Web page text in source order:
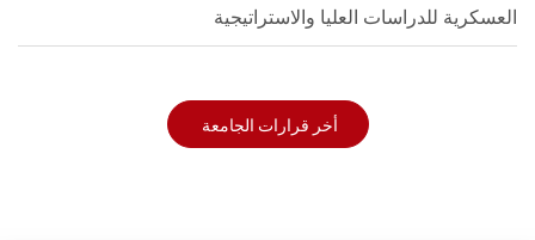
العسكرية للدراسات العليا والاستراتيجية
أخر قرارات الجامعة